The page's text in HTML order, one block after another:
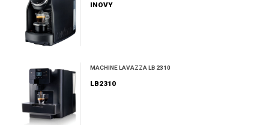
INOVY
MACHINE LAVAZZA LB 2310
LB2310